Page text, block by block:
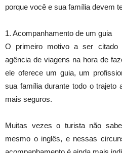
porque você e sua família devem
1. Acompanhamento de um guia
O primeiro motivo a ser citado
agência de viagens na hora de
ele oferece um guia, um
sua família durante todo o
mais seguros.
Muitas vezes o turista não
mesmo o inglês, e nessas